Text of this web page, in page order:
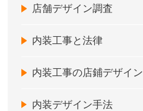
店舗デザイン調査
内装工事と法律
内装工事の店鋪デザイン
内装デザイン手法